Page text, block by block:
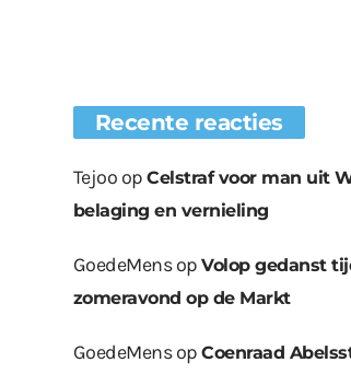
Recente reacties
Tejoo opCelstraf voor man uit
belaging en vernieling
GoedeMensopVolop gedanst
zomeravond op de Markt
GoedeMensopCoenraad